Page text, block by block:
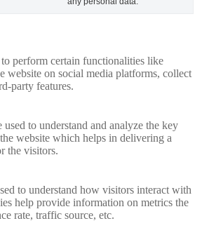
perform certain functionalities like
website on social media platforms, collect
party features.
used to understand and analyze the key
website which helps in delivering a
the visitors.
to understand how visitors interact with
help provide information on metrics the
rate, traffic source, etc.